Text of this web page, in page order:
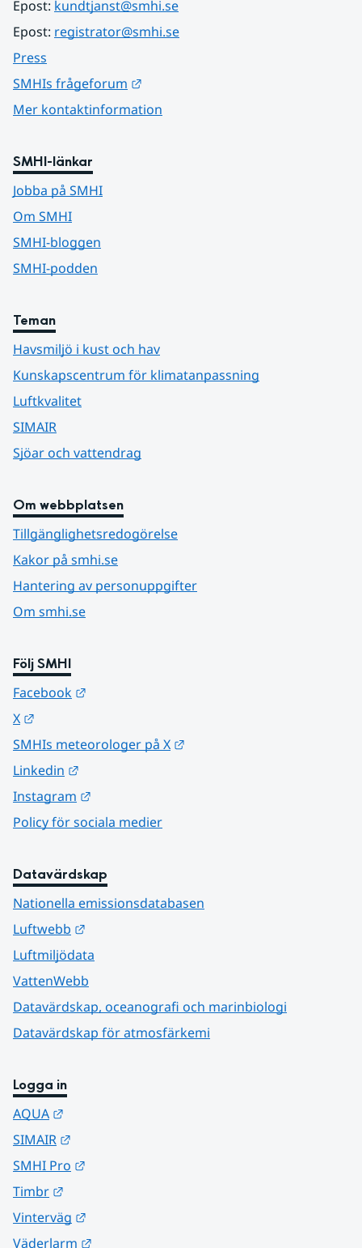
Epost: kundtjanst@smhi.se
Epost: registrator@smhi.se
Press
SMHIs frågeforum
Mer kontaktinformation
SMHI-länkar
Jobba på SMHI
Om SMHI
SMHI-bloggen
SMHI-podden
Teman
Havsmiljö i kust och hav
Kunskapscentrum för klimatanpassning
Luftkvalitet
SIMAIR
Sjöar och vattendrag
Om webbplatsen
Tillgänglighetsredogörelse
Kakor på smhi.se
Hantering av personuppgifter
Om smhi.se
Följ SMHI
Facebook
X
SMHIs meteorologer på X
Linkedin
Instagram
Policy för sociala medier
Datavärdskap
Nationella emissionsdatabasen
Luftwebb
Luftmiljödata
VattenWebb
Datavärdskap, oceanografi och marinbiologi
Datavärdskap för atmosfärkemi
Logga in
AQUA
SIMAIR
SMHI Pro
Timbr
Vinterväg
Väderlarm